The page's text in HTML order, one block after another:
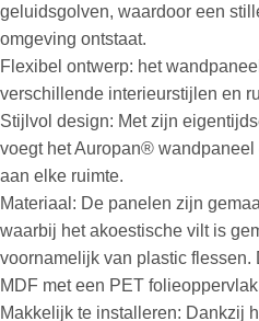
geluidsgolven, waardoor een
omgeving ontstaat.
Flexibel ontwerp: het
verschillende interieurstijlen en
Stijlvol design: Met zijn
voegt het Auropan®
aan elke ruimte.
Materiaal: De panelen zijn
waarbij het akoestische vilt is
voornamelijk van plastic flessen.
MDF met een PET
Makkelijk te installeren: Dankzij